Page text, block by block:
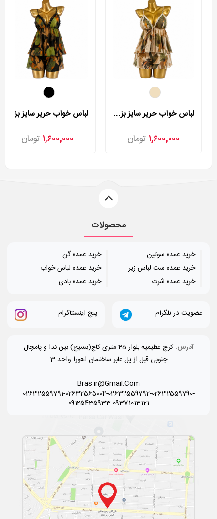
لباس خواب حریر سایز بزرگ لورنزا مدل 27981
۱,۶۰۰,۰۰۰ تومان ۱,۶۰۰,۰۰۰ تومان
محصولات
خرید عمده سوتین
خرید عمده ست لباس زیر
خرید عمده شرت
خرید عمده گن
خرید عمده لباس خواب
خرید عمده بادی
عضویت در تلگرام پیج اینستاگرام
آدرس:
کرج عظیمیه بلوار 45 متری کاج(بسیج) بین ندا و پامچال
جنوبی قبل از پل عابر ساختمان اهورا واحد 3
Bras.ir@Gmail.Com
02632559791-02632565004-02632559792-02632559790-
09125435933-09371013121